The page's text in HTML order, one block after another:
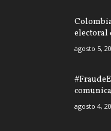
electoral
agosto 5,
agosto 4,